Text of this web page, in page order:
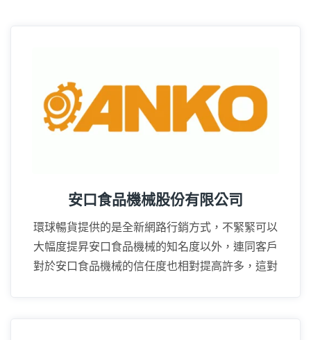
安口食品機械股份有限公司
環球暢貨提供的是全新網路行銷方式，不緊緊可以
大幅度提昇安口食品機械的知名度以外，連同客戶
對於安口食品機械的信任度也相對提高許多，這對